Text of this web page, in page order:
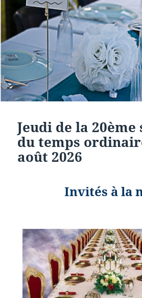
Jeudi de la 20ème
du temps
août 2026
Invités à la